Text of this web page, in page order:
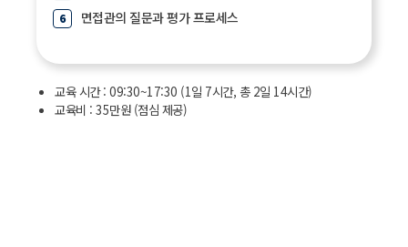
면접관의 질문과 평가 프로세스
교육 시간 : 09:30~17:30 (1일 7시간, 총 2일 14시간)
교육비 : 35만원 (점심 제공)